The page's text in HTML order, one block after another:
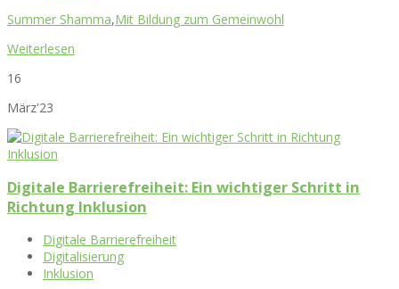
Summer Shamma,Mit Bildung zum Gemeinwohl
Weiterlesen
16
März'23
Digitale Barrierefreiheit: Ein wichtiger Schritt in
Richtung Inklusion
Digitale Barrierefreiheit
Digitalisierung
Inklusion